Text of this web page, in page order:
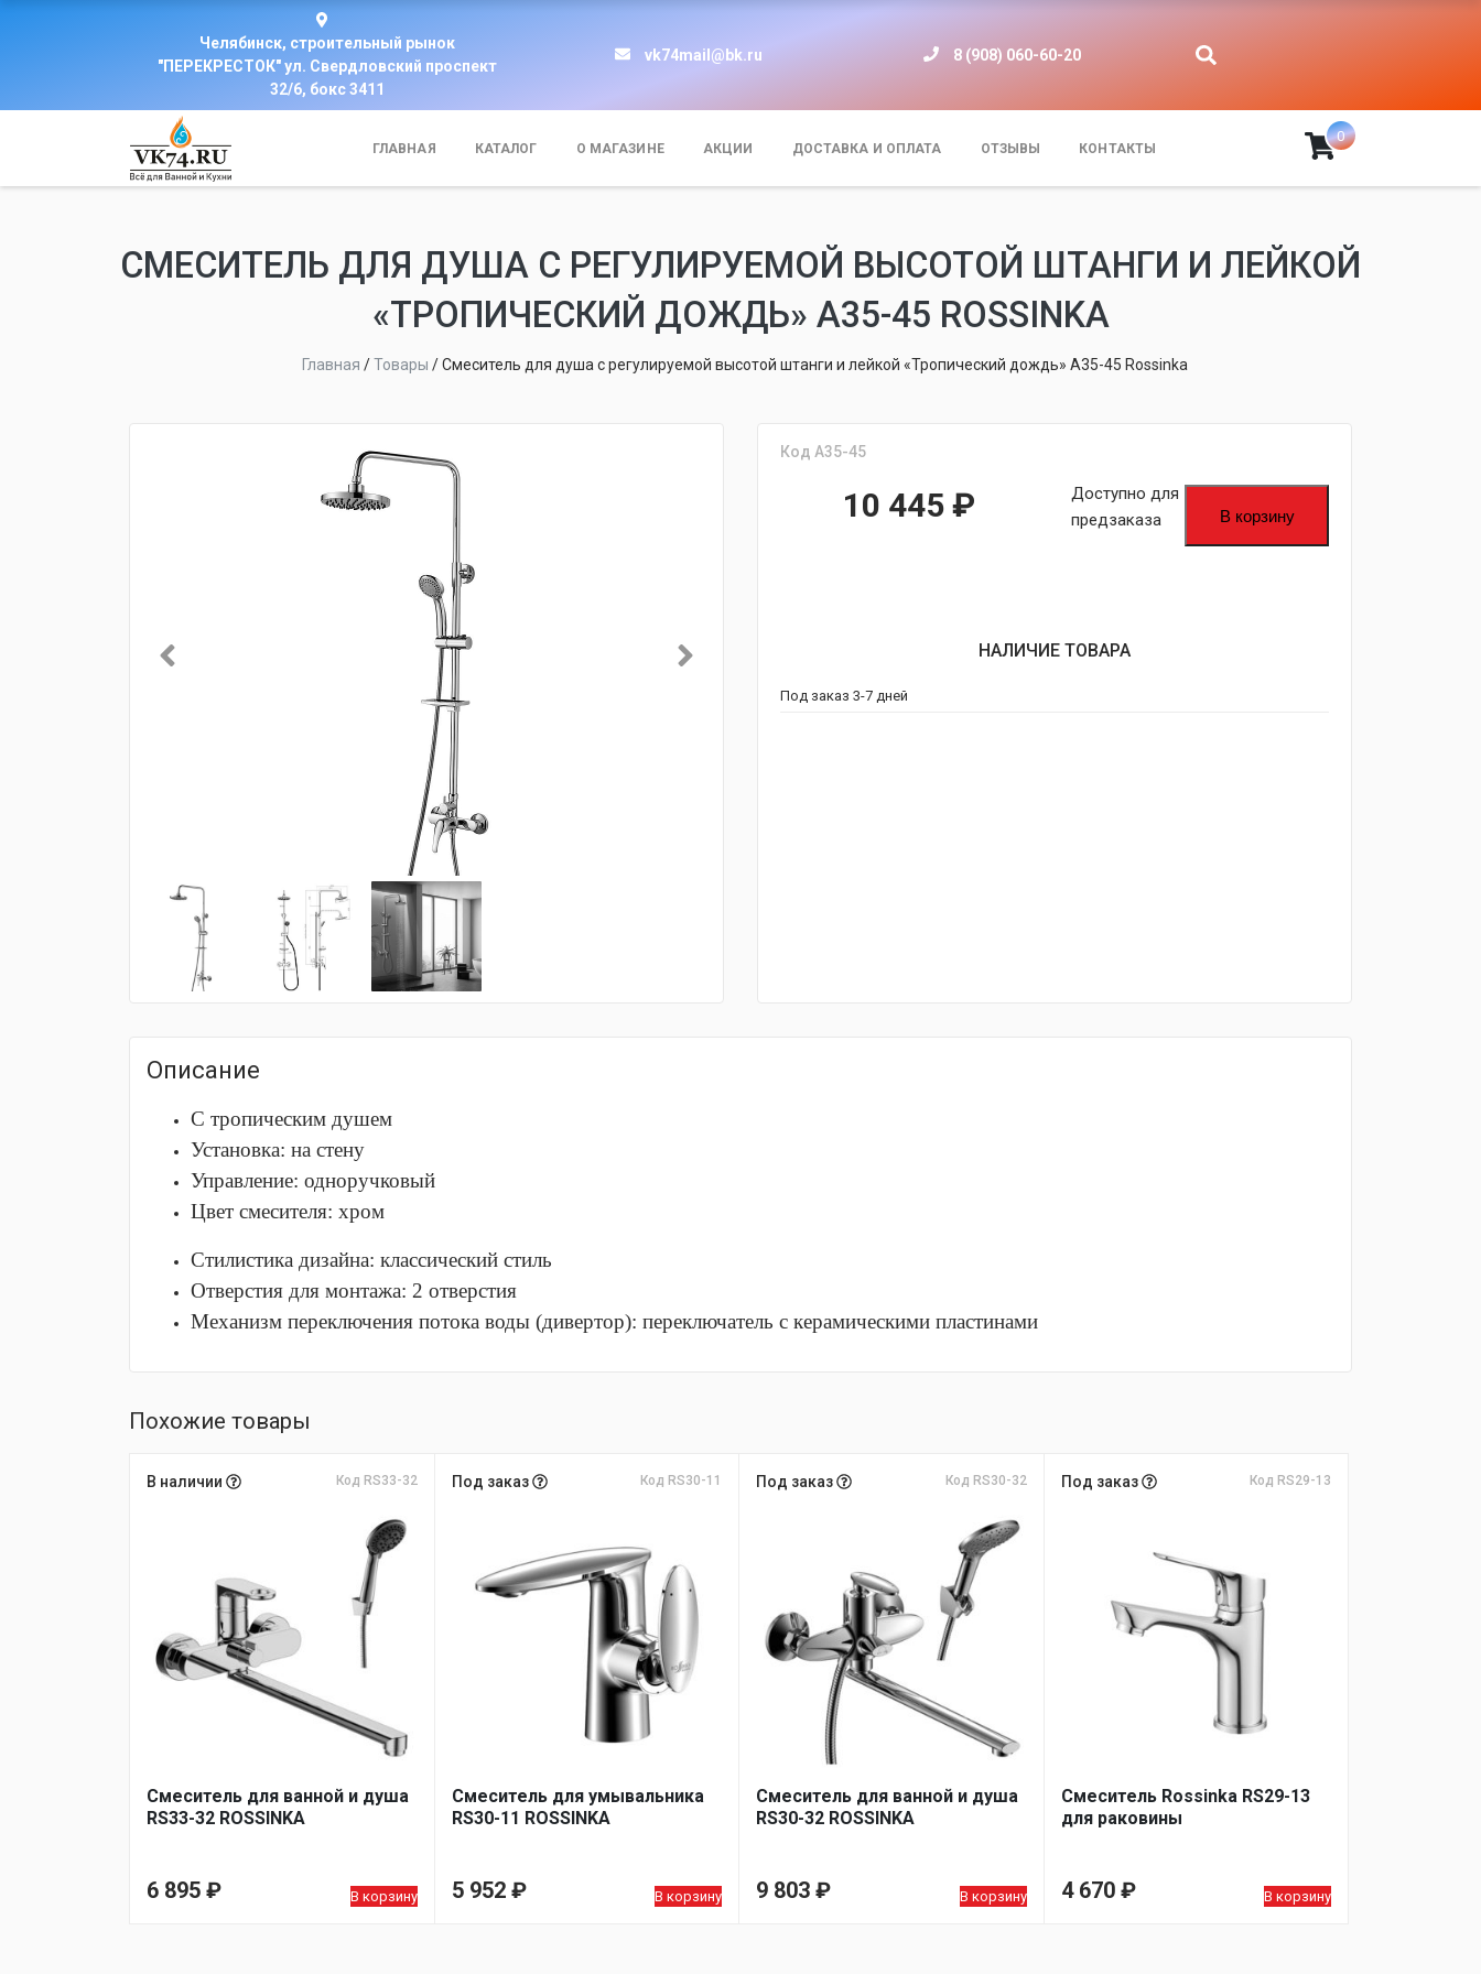
Челябинск, строительный рынок
"ПЕРЕКРЕСТОК" ул. Свердловский проспект
32/6, бокс 3411
vk74mail@bk.ru 8 (908) 060-60-20
ГЛАВНАЯ КАТАЛОГ О МАГАЗИНЕ АКЦИИ ДОСТАВКА И ОПЛАТА ОТЗЫВЫ КОНТАКТЫ
0
СМЕСИТЕЛЬ ДЛЯ ДУША С РЕГУЛИРУЕМОЙ ВЫСОТОЙ ШТАНГИ И ЛЕЙКОЙ
«ТРОПИЧЕСКИЙ ДОЖДЬ» A35-45 ROSSINKA
Главная /Товары /Смеситель для душа с регулируемой высотой штанги и лейкой «Тропический дождь» A35-45 Rossinka
Код A35-45
10 445 ₽
Доступно для
предзаказа
В корзину
НАЛИЧИЕ ТОВАРА
Под заказ 3-7 дней
Описание
С тропическим душем
Установка: на стену
Управление: одноручковый
Цвет смесителя: хром
Стилистика дизайна: классический стиль
Отверстия для монтажа: 2 отверстия
Механизм переключения потока воды (дивертор): переключатель с керамическими пластинами
Похожие товары
В наличии Код RS33-32
Смеситель для ванной и душа
RS33-32 ROSSINKA
6 895 ₽ В корзину
Под заказ Код RS30-11
Смеситель для умывальника
RS30-11 ROSSINKA
5 952 ₽ В корзину
Под заказ Код RS30-32
Смеситель для ванной и душа
RS30-32 ROSSINKA
9 803 ₽ В корзину
Под заказ Код RS29-13
Смеситель Rossinka RS29-13
для раковины
4 670 ₽ В корзину